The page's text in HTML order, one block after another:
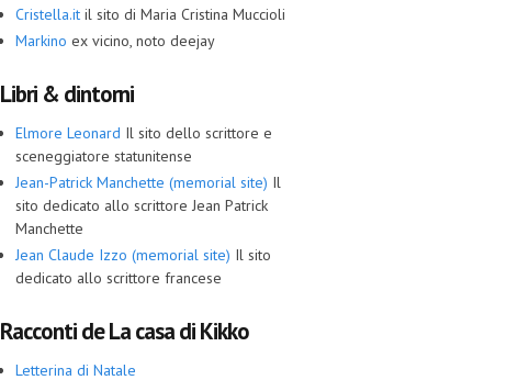
Cristella.it il sito di Maria Cristina Muccioli
Markino ex vicino, noto deejay
Libri & dintorni
Elmore Leonard Il sito dello scrittore e
sceneggiatore statunitense
Jean-Patrick Manchette (memorial site) Il
sito dedicato allo scrittore Jean Patrick
Manchette
Jean Claude Izzo (memorial site) Il sito
dedicato allo scrittore francese
Racconti de La casa di Kikko
Letterina di Natale